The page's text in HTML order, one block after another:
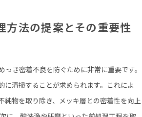
方法の提案とその重要性
っき密着不良を防ぐために非常に重要です。
に清掃することが求められます。これによ
純物を取り除き、メッキ層との密着性を向上